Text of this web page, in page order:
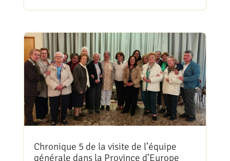
Chronique 5 de la visite de l’équipe
générale dans la Province d’Europe